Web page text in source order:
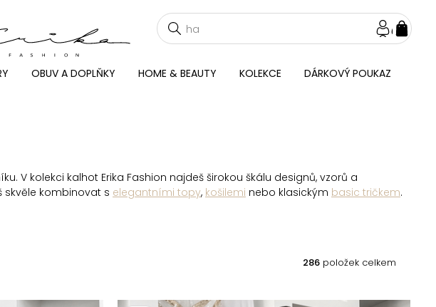
OBUV A DOPLŇKY HOME & BEAUTY KOLEKCE DÁRKOVÝ POUKAZ
V kolekci kalhot Erika Fashion najdeš širokou škálu designů, vzorů a
skvěle kombinovat s elegantními topy, košilemi nebo klasickým basic tričkem.
286 položek celkem